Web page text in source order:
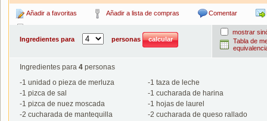
Añadir a favoritas Añadir a lista de compras Comentar
Ingredientes para
personas
mostrar
Tabla de
Ingredientes para 4 personas
-1 unidad o pieza de merluza -1 taza de leche
-1 pizca de sal -1 cucharada de harina
-1 pizca de nuez moscada -1 hojas de laurel
-2 cucharada de mantequilla -2 cucharada de queso rallado